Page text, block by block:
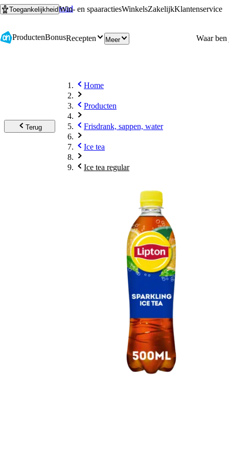
Ga naar hoofdinhoud
Ga naar zoeken
ToegankelijkheidWin- en spaaractiesWinkelsZakelijkKlantenservice
ProductenBonusRecepten Meer
Terug
Home
Producten
Frisdrank, sappen, water
Ice tea
Ice tea regular